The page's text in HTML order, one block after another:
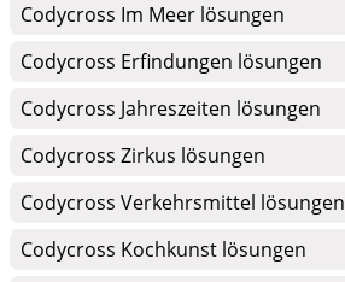
Codycross Im Meer lösungen
Codycross Erfindungen lösungen
Codycross Jahreszeiten lösungen
Codycross Zirkus lösungen
Codycross Verkehrsmittel lösungen
Codycross Kochkunst lösungen